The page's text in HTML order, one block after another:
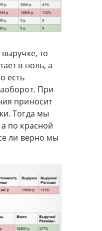
то
в ноль, а
есть
При
приносит
Тогда мы
по красной
ли верно мы